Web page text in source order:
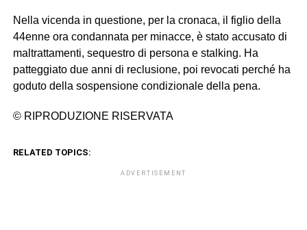
Nella vicenda in questione, per la cronaca, il figlio della
44enne ora condannata per minacce, è stato accusato di
maltrattamenti, sequestro di persona e stalking. Ha
patteggiato due anni di reclusione, poi revocati perché ha
goduto della sospensione condizionale della pena.
© RIPRODUZIONE RISERVATA
RELATED TOPICS:
ADVERTISEMENT